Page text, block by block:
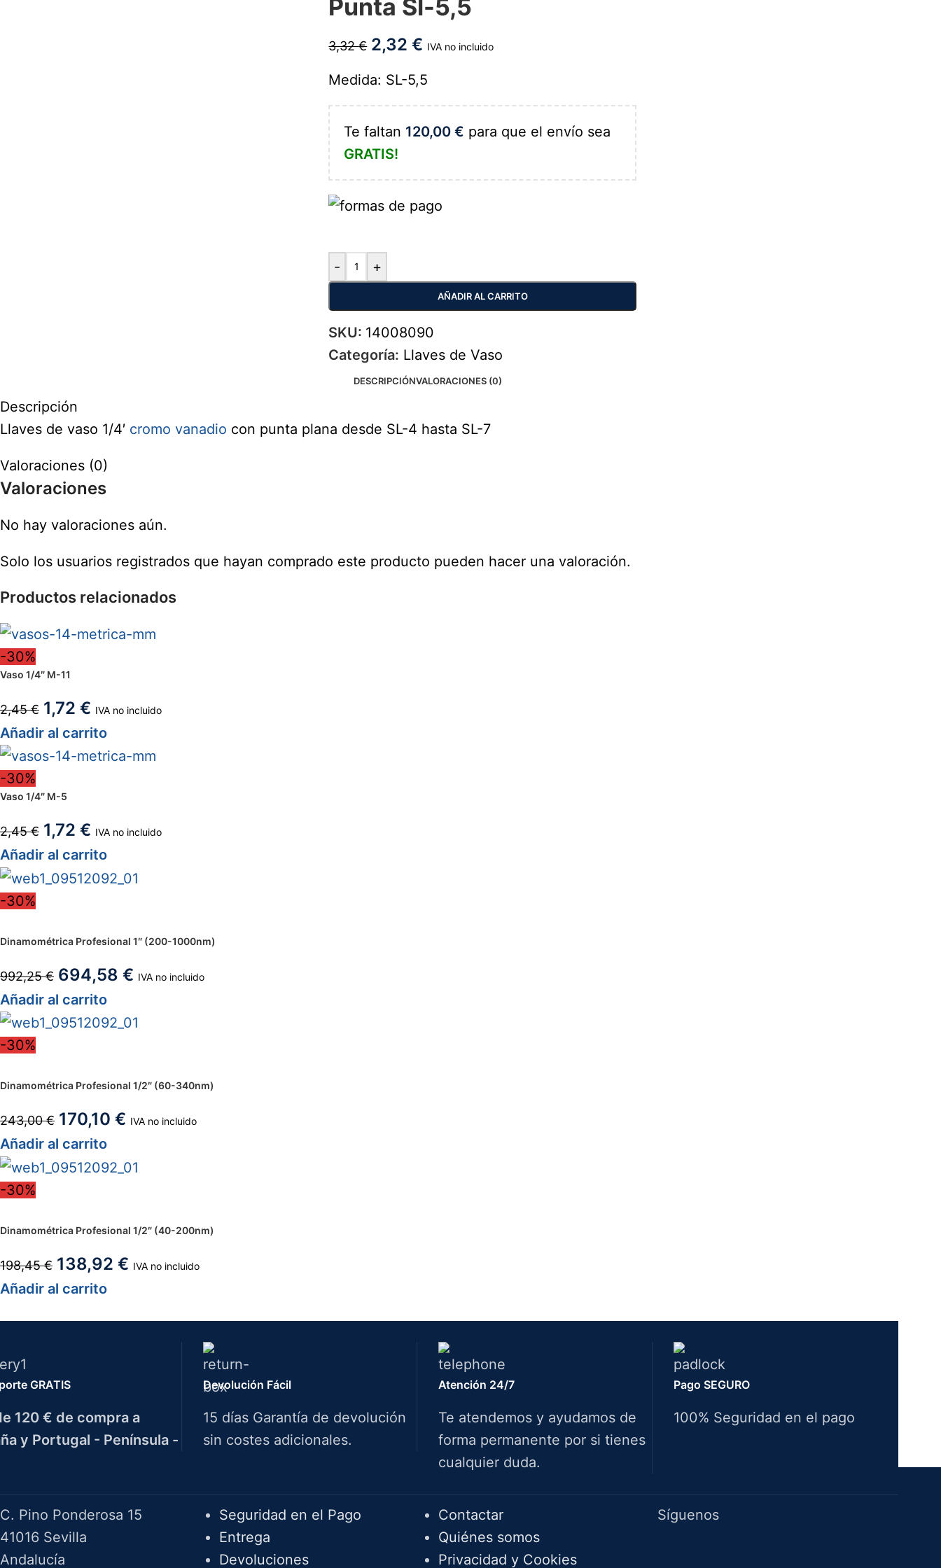
Punta Sl-5,5
3,32€ 2,32€ IVA no incluido
Medida: SL-5,5
Te faltan 120,00€ para que el envío sea
GRATIS!
- +
AÑADIR AL CARRITO
SKU: 14008090
Categoría: Llaves de Vaso
DESCRIPCIÓNVALORACIONES (0)
Descripción
Llaves de vaso 1/4′ cromo vanadio con punta plana desde SL-4 hasta SL-7
Valoraciones (0)
Valoraciones
No hay valoraciones aún.
Solo los usuarios registrados que hayan comprado este producto pueden hacer una valoración.
Productos relacionados
-30%
Vaso 1/4″ M-11
2,45€ 1,72 € IVA no incluido
Añadir al carrito
-30%
Vaso 1/4″ M-5
2,45€ 1,72 € IVA no incluido
Añadir al carrito
-30%
Dinamométrica Profesional 1″ (200-1000nm)
992,25€ 694,58 € IVA no incluido
Añadir al carrito
-30%
Dinamométrica Profesional 1/2″ (60-340nm)
243,00€ 170,10 € IVA no incluido
Añadir al carrito
-30%
Dinamométrica Profesional 1/2″ (40-200nm)
198,45€ 138,92 € IVA no incluido
Añadir al carrito
GRATIS
120 € de compra a
y Portugal - Península -
Devolución Fácil
15 días Garantía de devolución
sin costes adicionales.
Atención 24/7
Te atendemos y ayudamos de
forma permanente por si tienes
cualquier duda.
Pago SEGURO
100% Seguridad en el pago
C. Pino Ponderosa 15
41016 Sevilla
Andalucía
Seguridad en el Pago
Entrega
Devoluciones
Contactar
Quiénes somos
Privacidad y Cookies
Síguenos